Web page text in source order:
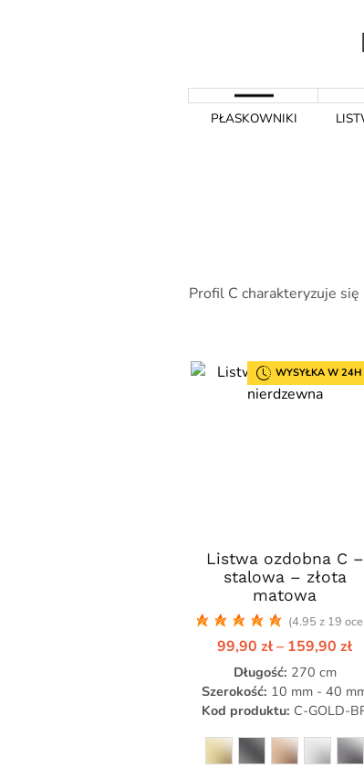
PŁASKOWNIKI
Profil C charakteryzuje
WYSYŁKA W 24H
Listwa ozdobna C –
stalowa – złota
matowa
(4.95 z 19
99,90 zł– 159,90 zł
Długość: 270 cm
Szerokość: 10 mm - 40
Kod produktu: C-GOLD-
Ten
produkt
ma
wiele
wariantów.
Opcje
można
wybrać
na
stronie